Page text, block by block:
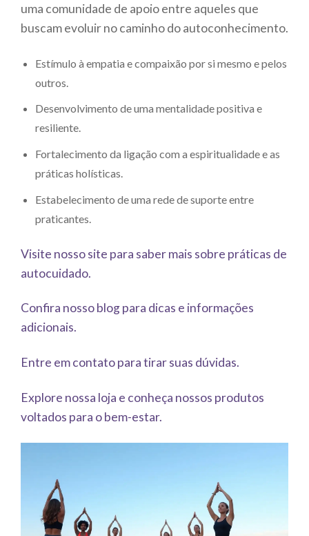
uma comunidade de apoio entre aqueles que
buscam evoluir no caminho do autoconhecimento.
Estímulo à empatia e compaixão por si mesmo e pelos
outros.
Desenvolvimento de uma mentalidade positiva e
resiliente.
Fortalecimento da ligação com a espiritualidade e as
práticas holísticas.
Estabelecimento de uma rede de suporte entre
praticantes.
Visite nosso site para saber mais sobre práticas de
autocuidado.
Confira nosso blog para dicas e informações
adicionais.
Entre em contato para tirar suas dúvidas.
Explore nossa loja e conheça nossos produtos
voltados para o bem-estar.